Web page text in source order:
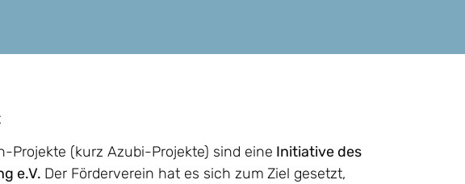
Projekte (kurz Azubi-Projekte) sind eine Initiative des
e.V. Der Förderverein hat es sich zum Ziel gesetzt,